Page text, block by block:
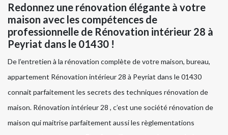
Redonnez une rénovation élégante à votre
maison avec les compétences de
professionnelle de Rénovation intérieur 28 à
Peyriat dans le 01430 !
De l’entretien à la rénovation complète de votre maison, bureau,
appartement Rénovation intérieur 28 à Peyriat dans le 01430
connait parfaitement les secrets des techniques rénovation de
maison. Rénovation intérieur 28 , c’est une société rénovation de
maison qui maitrise parfaitement aussi les règlementations